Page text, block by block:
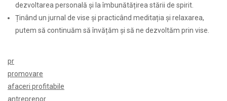
dezvoltarea personală și la îmbunătățirea stării de spirit.
Ținând un jurnal de vise și practicând meditația și relaxarea,
putem să continuăm să învățăm și să ne dezvoltăm prin vise.
pr
promovare
afaceri profitabile
antreprenor